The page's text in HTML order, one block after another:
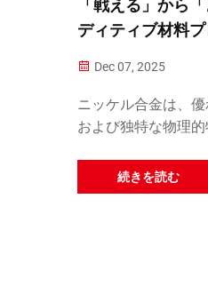
「戦える」から
ディティブ材料
Dec 07, 2025
ニッケル合金は、
および独特な物理
宇宙、エネルギー
続きを読む